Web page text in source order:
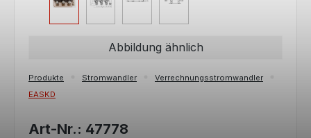
Abbildung ähnlich
Produkte Stromwandler
Verrechnungsstromwandler
EASKD
Art-Nr.: 47778